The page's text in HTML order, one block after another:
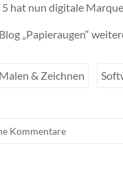
5 hat nun digitale
„Papieraugen“
Malen & Zeichnen
Kommentare